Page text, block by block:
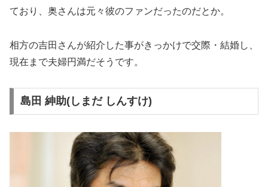
ており、奥さんは元々彼のファンだったのだとか。
相方の吉田さんが紹介した事がきっかけで交際・結婚し、
現在まで夫婦円満だそうです。
島田 紳助(しまだ しんすけ)